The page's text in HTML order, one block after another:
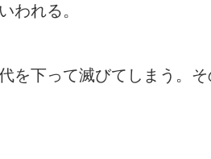
われる。
を下って滅びてしまう。そ